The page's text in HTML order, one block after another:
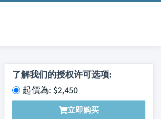
了解我们的授权许可选项:
起價為: $2,450
立即购买